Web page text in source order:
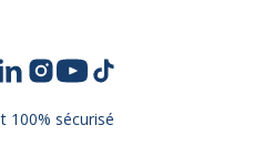
100% sécurisé